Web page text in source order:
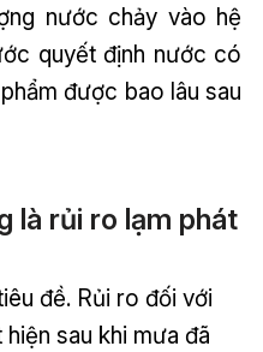
nước chảy vào hệ
quyết định nước có
được bao lâu sau
là rủi ro lạm phát
đề. Rủi ro đối với
sau khi mưa đã